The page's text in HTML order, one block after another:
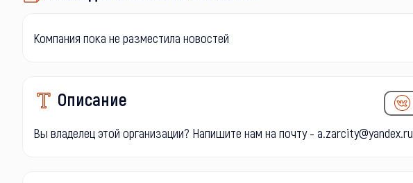
Компания пока не разместила новостей
Описание
Вы владелец этой организации? Напишите нам на почту - a.zarcity@yandex.ru